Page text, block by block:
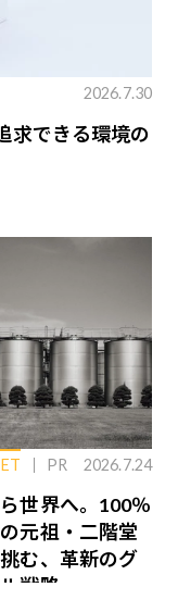
2026.7.30
求できる環境の
PR 2026.7.24
世界へ。100％
元祖・二階堂
む、革新のグ
戦略